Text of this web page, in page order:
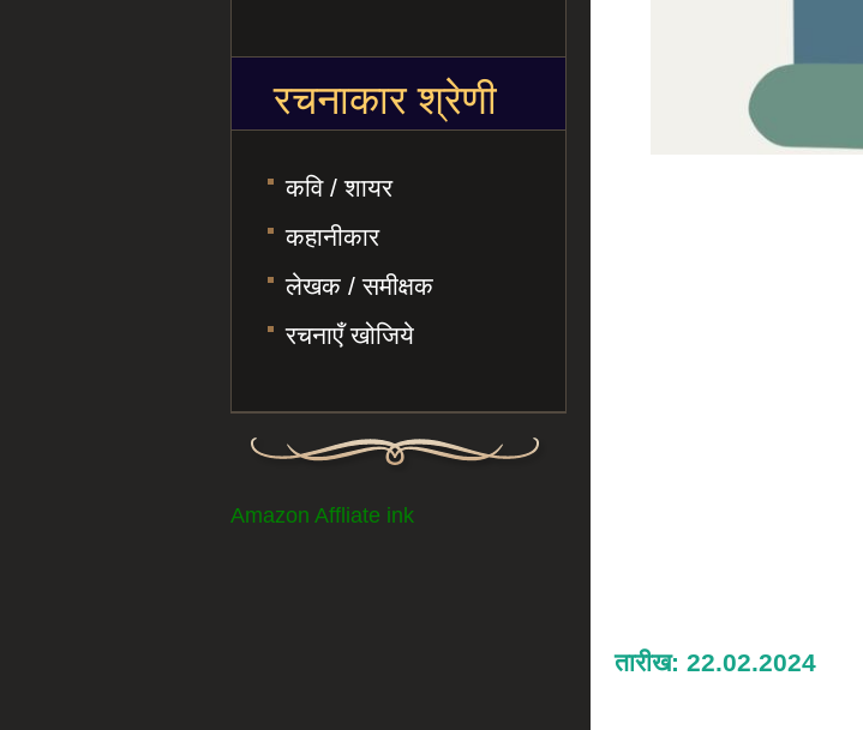
तारीख: 22.02.2024
रचनाकार श्रेणी
कवि / शायर
कहानीकार
लेखक / समीक्षक
रचनाएँ खोजिये
Amazon Affliate ink